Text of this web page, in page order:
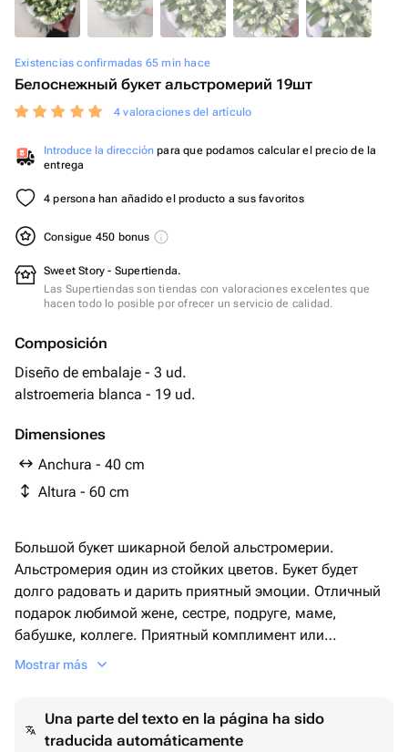
Existencias confirmadas 65 min hace
Белоснежный букет альстромерий 19шт
4 valoraciones del artículo
Introduce la dirección para que podamos calcular el precio de la
entrega
4 persona han añadido el producto a sus favoritos
Consigue 450 bonus
Sweet Story - Supertienda.
Las Supertiendas son tiendas con valoraciones excelentes que
hacen todo lo posible por ofrecer un servicio de calidad.
Composición
Diseño de embalaje - 3 ud.
alstroemeria blanca - 19 ud.
Dimensiones
Anchura - 40 cm
Altura - 60 cm
Большой букет шикарной белой альстромерии.
Альстромерия один из стойких цветов. Букет будет
долго радовать и дарить приятный эмоции. Отличный
подарок любимой жене, сестре, подруге, маме,
бабушке, коллеге. Приятный комплимент или
поздравление с праздником 8 марта, день
Mostrar más
Una parte del texto en la página ha sido
traducida automáticamente